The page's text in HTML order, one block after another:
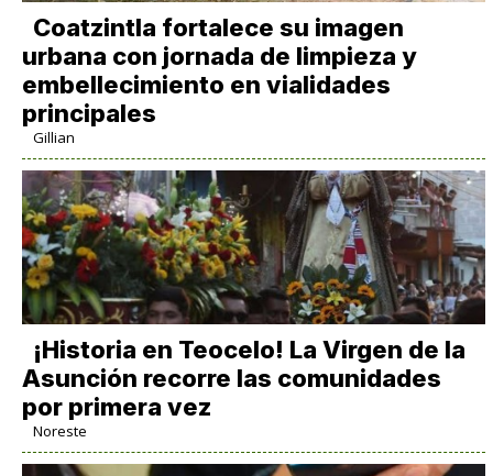
Coatzintla fortalece su imagen
urbana con jornada de limpieza y
embellecimiento en vialidades
principales
Gillian
​¡Historia en Teocelo! La Virgen de la
Asunción recorre las comunidades
por primera vez
Noreste